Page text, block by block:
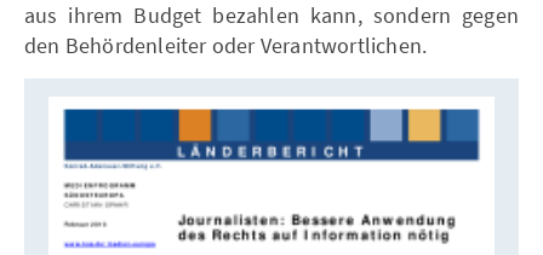
aus ihrem Budget bezahlen kann, sondern gegen
den Behördenleiter oder Verantwortlichen.